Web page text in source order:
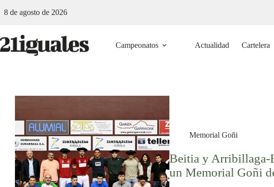
al8 de agosto de 2026
Campeonatos Actualidad Cartelera
Memorial Goñi
Beitia y Arribillaga-
un Memorial Goñi